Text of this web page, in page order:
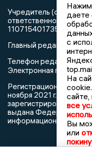
Учредитель
ответственностью
1107154017354)
Главный редактор:
Телефон редакции: +7
Электронная почта
Регистрационный
ноября 2021 г. согласно
зарегистрированных
выдана Федеральной
информационных
даете
с
На
все
Вы
или